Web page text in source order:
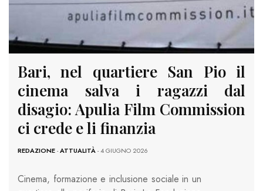
Bari, nel quartiere San Pio il
cinema salva i ragazzi dal
disagio: Apulia Film Commission
ci crede e li finanzia
REDAZIONE-ATTUALITÀ- 4 GIUGNO 2026
Cinema, formazione e inclusione sociale in un